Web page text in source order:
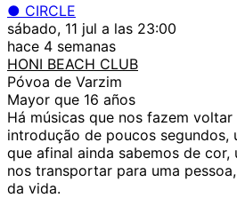
● CIRCLE
sábado, 11 jul a las 23:00
hace 4 semanas
HONI BEACH CLUB
Póvoa de Varzim
Mayor que 16 años
Há músicas que nos fazem
introdução de poucos segundos,
que afinal ainda sabemos de
nos transportar para uma
da vida.